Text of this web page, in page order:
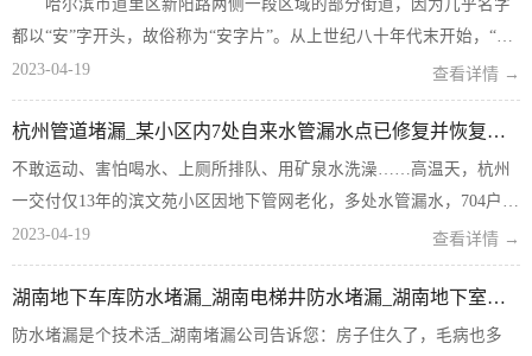
哈尔滨市道里区新阳路两侧一段区域的部分街道，因为几乎名字
都以“安”字开头，故俗称为“安字片”。从上世纪八十年代末开始，“安
字片”从新阳路至抚顺街区间一些楼房的居民发现，地下室或楼地基处
经常...
2023-04-19 查看详情 →
杭州管道堵漏_某小区内7处自来水管漏水点已修复并恢复正常供水
不敢运动、害怕喝水、上厕所排队、用矿泉水洗澡……高温天，杭州
一交付仅13年的滨文苑小区因地下管网老化，多处水管漏水，704户居
民连续遭遇停自来水6天。 消防车停在小区门口，居民来接水。本文
图片均来自浙江24小时澎湃新闻7月3日...
2023-04-19 查看详情 →
湖南地下车库防水堵漏_湖南电梯井防水堵漏_湖南地下室防水堵漏【技术活】
防水堵漏是个技术活_湖南堵漏公司告诉您：房子住久了，毛病也多